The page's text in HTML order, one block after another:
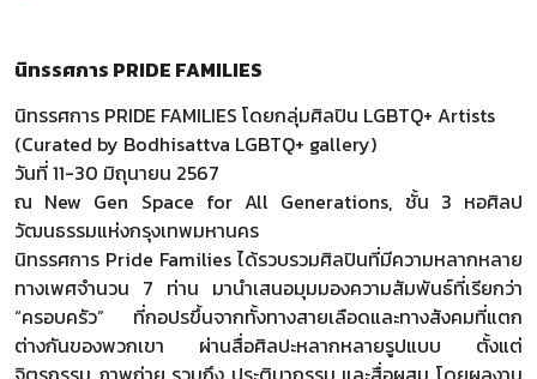
นิทรรศการ PRIDE FAMILIES
นิทรรศการ PRIDE FAMILIES โดยกลุ่มศิลปิน LGBTQ+ Artists
(Curated by Bodhisattva LGBTQ+ gallery)
วันที่ 11-30 มิถุนายน 2567
ณ New Gen Space for All Generations, ชั้น 3 หอศิลป
วัฒนธรรมแห่งกรุงเทพมหานคร
นิทรรศการ Pride Families ได้รวบรวมศิลปินที่มีความหลากหลาย
ทางเพศจำนวน 7 ท่าน มานำเสนอมุมมองความสัมพันธ์ที่เรียกว่า
“ครอบครัว” ที่กอปรขึ้นจากทั้งทางสายเลือดและทางสังคมที่แตก
ต่างกันของพวกเขา ผ่านสื่อศิลปะหลากหลายรูปแบบ ตั้งแต่